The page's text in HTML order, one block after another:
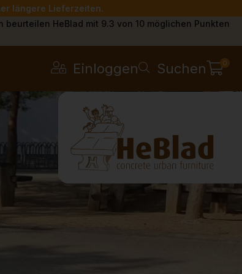
längere Lieferzeiten.
beurteilen HeBlad mit 9.3 von 10 möglichen Punkten
Einloggen Suchen 0